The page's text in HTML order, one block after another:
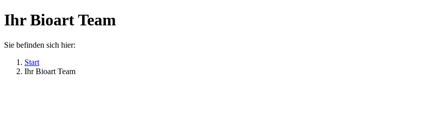
Ihr Bioart Team
Sie befinden sich hier:
Start
Ihr Bioart Team